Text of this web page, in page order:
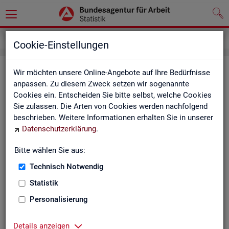
Cookie-Einstellungen
Wir möchten unsere Online-Angebote auf Ihre Bedürfnisse
anpassen. Zu diesem Zweck setzen wir sogenannte
Cookies ein. Entscheiden Sie bitte selbst, welche Cookies
Sie zulassen. Die Arten von Cookies werden nachfolgend
beschrieben. Weitere Informationen erhalten Sie in unserer
Datenschutzerklärung.
Bitte wählen Sie aus:
Technisch Notwendig
Statistik
Personalisierung
Details anzeigen
Kon­takt
Nut­zen Sie die Mög­lich­keit mit uns in Kon­takt zu tre­ten!
Sie haben Fra­gen zum An­ge­bot?
Sie be­nö­ti­gen auf Ihre Fra­ge­stel­lung zu­ge­schnit­te­ne Son­der­
Ihr Sta­tis­tik-Ser­vice hilft Ihnen wei­ter!
Zen­tra­ler Sta­tis­tik-Ser­vice